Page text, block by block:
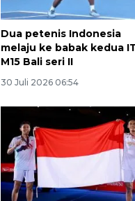
Dua petenis Indonesia
melaju ke babak kedua
M15 Bali seri II
30 Juli 2026 06:54